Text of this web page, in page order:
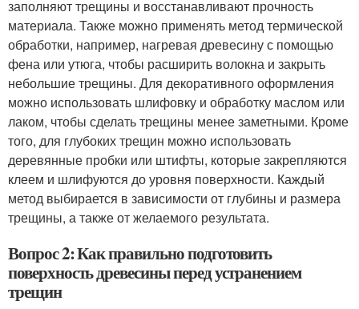
заполняют трещины и восстанавливают прочность
материала. Также можно применять метод термической
обработки, например, нагревая древесину с помощью
фена или утюга, чтобы расширить волокна и закрыть
небольшие трещины. Для декоративного оформления
можно использовать шлифовку и обработку маслом или
лаком, чтобы сделать трещины менее заметными. Кроме
того, для глубоких трещин можно использовать
деревянные пробки или штифты, которые закрепляются
клеем и шлифуются до уровня поверхности. Каждый
метод выбирается в зависимости от глубины и размера
трещины, а также от желаемого результата.
Вопрос 2: Как правильно подготовить
поверхность древесины перед устранением
трещин